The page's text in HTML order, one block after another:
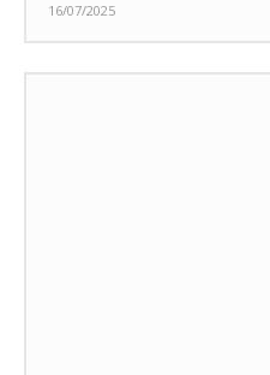
16/07/2025